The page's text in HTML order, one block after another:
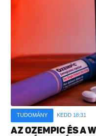
TUDOMÁNY KEDD 18:31
AZ OZEMPIC ÉS A